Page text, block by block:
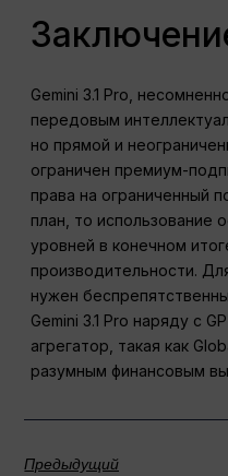
Gemini 3.1 Pro,
передовым
но прямой и
ограничен премиум-
права на ограниченный
план, то использование
уровней в конечном
производительности.
нужен
Gemini 3.1 Pro наряду с
агрегатор, такая как
разумным финансовым
Предыдущий